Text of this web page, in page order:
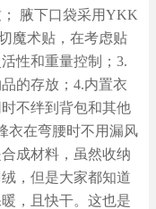
腋下口袋采用YKK
魔术贴，在考虑贴
性和重量控制；3.
的存放；4.内置衣
不绊到背包和其他
衣在弯腰时不用漏风
成材料，虽然收纳
，但是大家都知道
，且快干。这也是